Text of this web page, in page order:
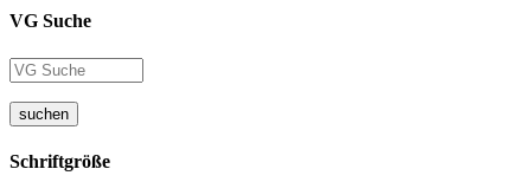
VG Suche
suchen
Schriftgröße